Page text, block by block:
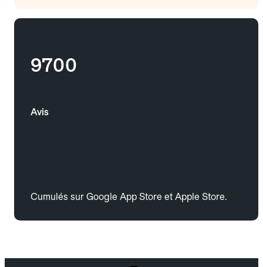
9700
Avis
Cumulés sur Google App Store et Apple Store.